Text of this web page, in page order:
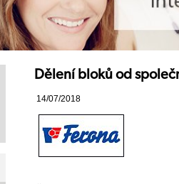
Dělení bloků od
14/07/2018